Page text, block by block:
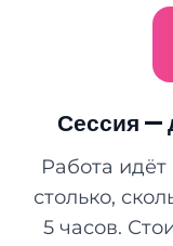
Сессия —
Работа
столько,
5 часов.